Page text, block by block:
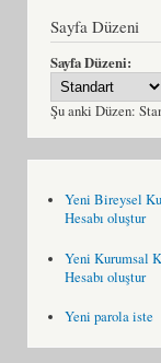
Sayfa Düzeni
Sayfa Düzeni:
Şu anki Düzen:
Yeni Bireysel
Hesabı oluştur
Yeni Kurumsal
Hesabı oluştur
Yeni parola iste